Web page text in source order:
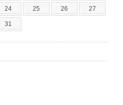
24 25 26 27
31